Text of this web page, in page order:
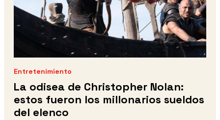
Entretenimiento
La odisea de Christopher Nolan:
estos fueron los millonarios sueldos
del elenco